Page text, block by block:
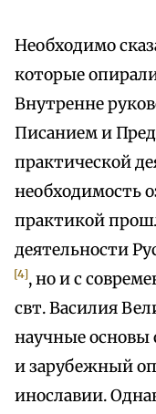
Необходимо
которые
Внутренне
Писанием и
практической
необходимость
практикой
деятельности
[4], но и с
свт. Василия
научные основы
и зарубежный
инославии.